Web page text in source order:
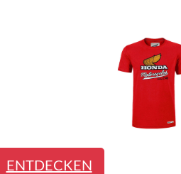
ENTDECKEN